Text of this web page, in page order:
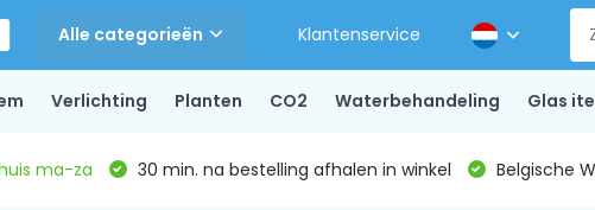
Alle categorieën Klantenservice
Verlichting Planten CO2 Waterbehandeling Glas
ma-za 30 min. na bestelling afhalen in winkel Belgische